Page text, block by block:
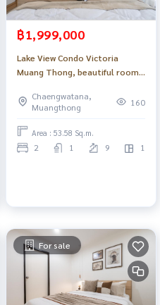
฿1,999,000
Lake View Condo Victoria
Muang Thong, beautiful room,
BTS_Do886 .
Chaengwatana,
Muangthong
160
Area : 53.58 Sq.m.
2 1 9 1
For sale